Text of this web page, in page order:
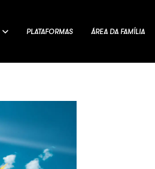
PLATAFORMAS ÁREA DA FAMÍLIA